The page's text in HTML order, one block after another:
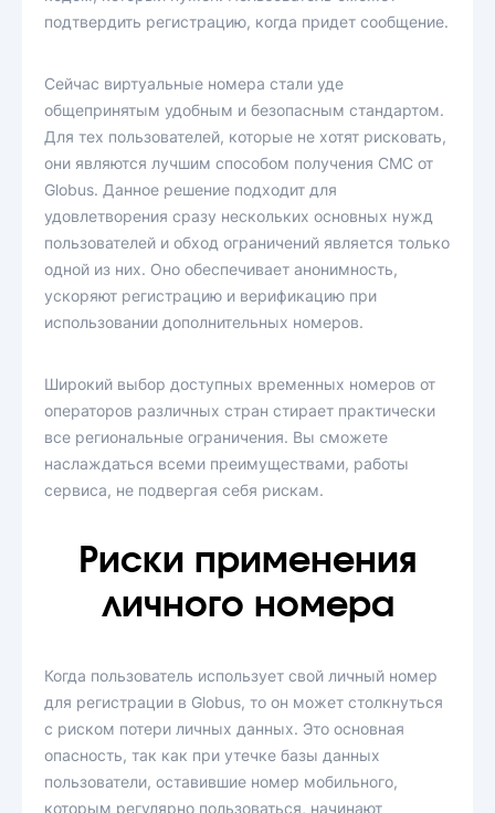
подтвердить регистрацию, когда придет сообщение.
Сейчас виртуальные номера стали уде
общепринятым удобным и безопасным стандартом.
Для тех пользователей, которые не хотят рисковать,
они являются лучшим способом получения СМС от
Globus. Данное решение подходит для
удовлетворения сразу нескольких основных нужд
пользователей и обход ограничений является только
одной из них. Оно обеспечивает анонимность,
ускоряют регистрацию и верификацию при
использовании дополнительных номеров.
Широкий выбор доступных временных номеров от
операторов различных стран стирает практически
все региональные ограничения. Вы сможете
наслаждаться всеми преимуществами, работы
сервиса, не подвергая себя рискам.
Риски применения
личного номера
Когда пользователь использует свой личный номер
для регистрации в Globus, то он может столкнуться
с риском потери личных данных. Это основная
опасность, так как при утечке базы данных
пользователи, оставившие номер мобильного,
которым регулярно пользоваться, начинают